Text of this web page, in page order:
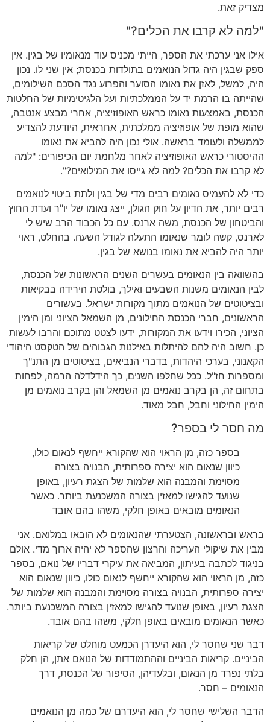
מצדיק זאת.
"למה לא קרבו את הכלים?"
אילו אני ערכתי את הספר, הייתי מכניס עוד מנאומיו של בגין. אין
ספק שבגין היה גדול הנואמים בתולדות בכנסת; אין שני לו. נכון
היה, למשל, לאזן את נאומו הסוער והפרוע נגד הסכם השילומים,
שהייתה בו הרמת יד על הממלכתיות ועל הלגיטימיות של החלטות
הכנסת, באמצעות נאומו כראש האופוזיציה, אחרי מבצע אנטבה,
שהוא מופת של אופוזיציה ממלכתית, אחראית, היודעת להצדיע
לממשלה ולעומד בראשה. אולי נכון היה להביא את נאומו
ההיסטורי כראש האופוזיציה לאחר מלחמת יום הכיפורים: "למה
לא קרבו את הכלים? למה לא גייסו את המילואים?".
כדי לא להעמיס נאומים רבים מדי של בגין ולתת ביטוי לנואמים
רבים יותר, את הדיון על חוק הגולן, ייצג נאומו של יו"ר ועדת החוץ
והביטחון של הכנסת, משה ארנס. עם כל הכבוד הרב שיש לי
לארנס, קשה לומר שנאומו התעלה לגודל השעה. בהחלט, ראוי
יותר היה להביא את נאומו בנושא של בגין.
בהשוואה בין הנאומים בעשרים השנים הראשונות של הכנסת,
לבין הנאומים משנות השבעים ואילך, בולטת הירידה בבקיאות
ובציטוטים של הנואמים מתוך מקורות ישראל. בעשורים
הראשונים, חברי הכנסת החילונים, מן השמאל הציוני ומן הימין
הציוני, הכירו וידעו את המקורות, ידעו לצטט מתוכם והרבו לעשות
כן. חשוב היה להם להיתלות באילנות הגבוהים של הטקסט היהודי
הקאנוני, בערכי היהדות, בדברי הנביאים, בציטוטים מן התנ"ך
ומספרות חז"ל. ככל שחלפו השנים, כך הידלדלה הרמה, לפחות
בתחום זה, הן בקרב נואמים מן השמאל והן בקרב נואמים מן
הימין החילוני וחבל, חבל מאוד.
מה חסר לי בספר?
בספר כזה, מן הראוי הוא שהקורא ייחשף לנאום כולו,
כיוון שנאום הוא יצירה ספרותית, הבנויה בצורה
מסוימת והמבנה הוא שלמות של הצגת רעיון, באופן
שנועד להגישו למאזין בצורה המשכנעת ביותר. כאשר
הנאומים מובאים באופן חלקי, משהו בהם אובד
בראש ובראשונה, הצטערתי שהנאומים לא הובאו במלואם. אני
מבין את שיקולי העריכה והרצון שהספר לא יהיה ארוך מדי. אולם
בניגוד לכתבה בעיתון, המביאה את עיקרי דבריו של נואם, בספר
כזה, מן הראוי הוא שהקורא ייחשף לנאום כולו, כיוון שנאום הוא
יצירה ספרותית, הבנויה בצורה מסוימת והמבנה הוא שלמות של
הצגת רעיון, באופן שנועד להגישו למאזין בצורה המשכנעת ביותר.
כאשר הנאומים מובאים באופן חלקי, משהו בהם אובד.
דבר שני שחסר לי, הוא היעדרן הכמעט מוחלט של קריאות
הביניים. קריאות הביניים וההתמודדות של הנואם אתן, הן חלק
בלתי נפרד מן הנאום, ובלעדיהן, הסיפור של הכנסת, דרך
הנאומים – חסר.
הדבר השלישי שחסר לי, הוא היעדרם של כמה מן הנואמים